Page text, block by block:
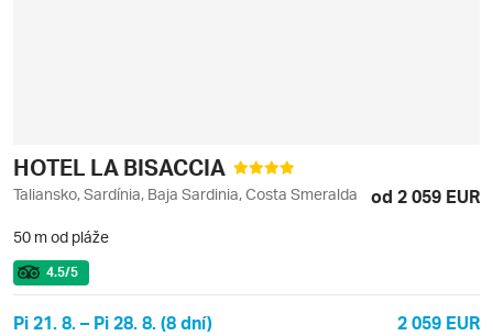
HOTEL LA BISACCIA
Taliansko, Sardínia, Baja Sardinia, Costa Smeralda od 2 059 EUR
50 m od pláže
4.5/5
Pi 21. 8. – Pi 28. 8. (8 dní) 2 059 EUR